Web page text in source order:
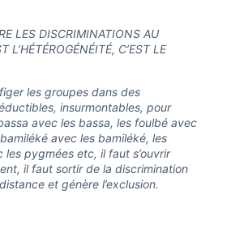
LES DISCRIMINATIONS AU
L’HÉTÉROGÉNÉITÉ, C’EST LE
les groupes dans des
insurmontables, pour
avec les bassa, les foulbé avec
avec les bamiléké, les
les pygmées etc, il faut s’ouvrir
il faut sortir de la discrimination
et génère l’exclusion.